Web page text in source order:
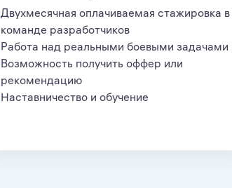
Двухмесячная оплачиваемая стажировка в
команде разработчиков
Работа над реальными боевыми задачами
Возможность получить оффер или
рекомендацию
Наставничество и обучение